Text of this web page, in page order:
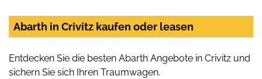
Abarth in Crivitz kaufen oder leasen
Entdecken Sie die besten Abarth Angebote in Crivitz und
sichern Sie sich Ihren Traumwagen.